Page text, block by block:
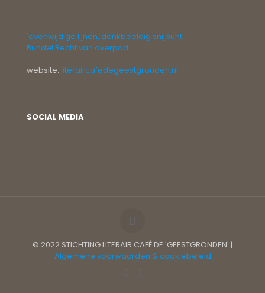
'evenwijdige lijnen, denkbeeldig snijpunt'
Bundel Recht van overpad
website: literaircafedegeestgronden.nl
SOCIAL MEDIA
© 2022 STICHTING LITERAIR CAFÉ DE 'GEESTGRONDEN' |
Algemene voorwaarden & cookiebeleid